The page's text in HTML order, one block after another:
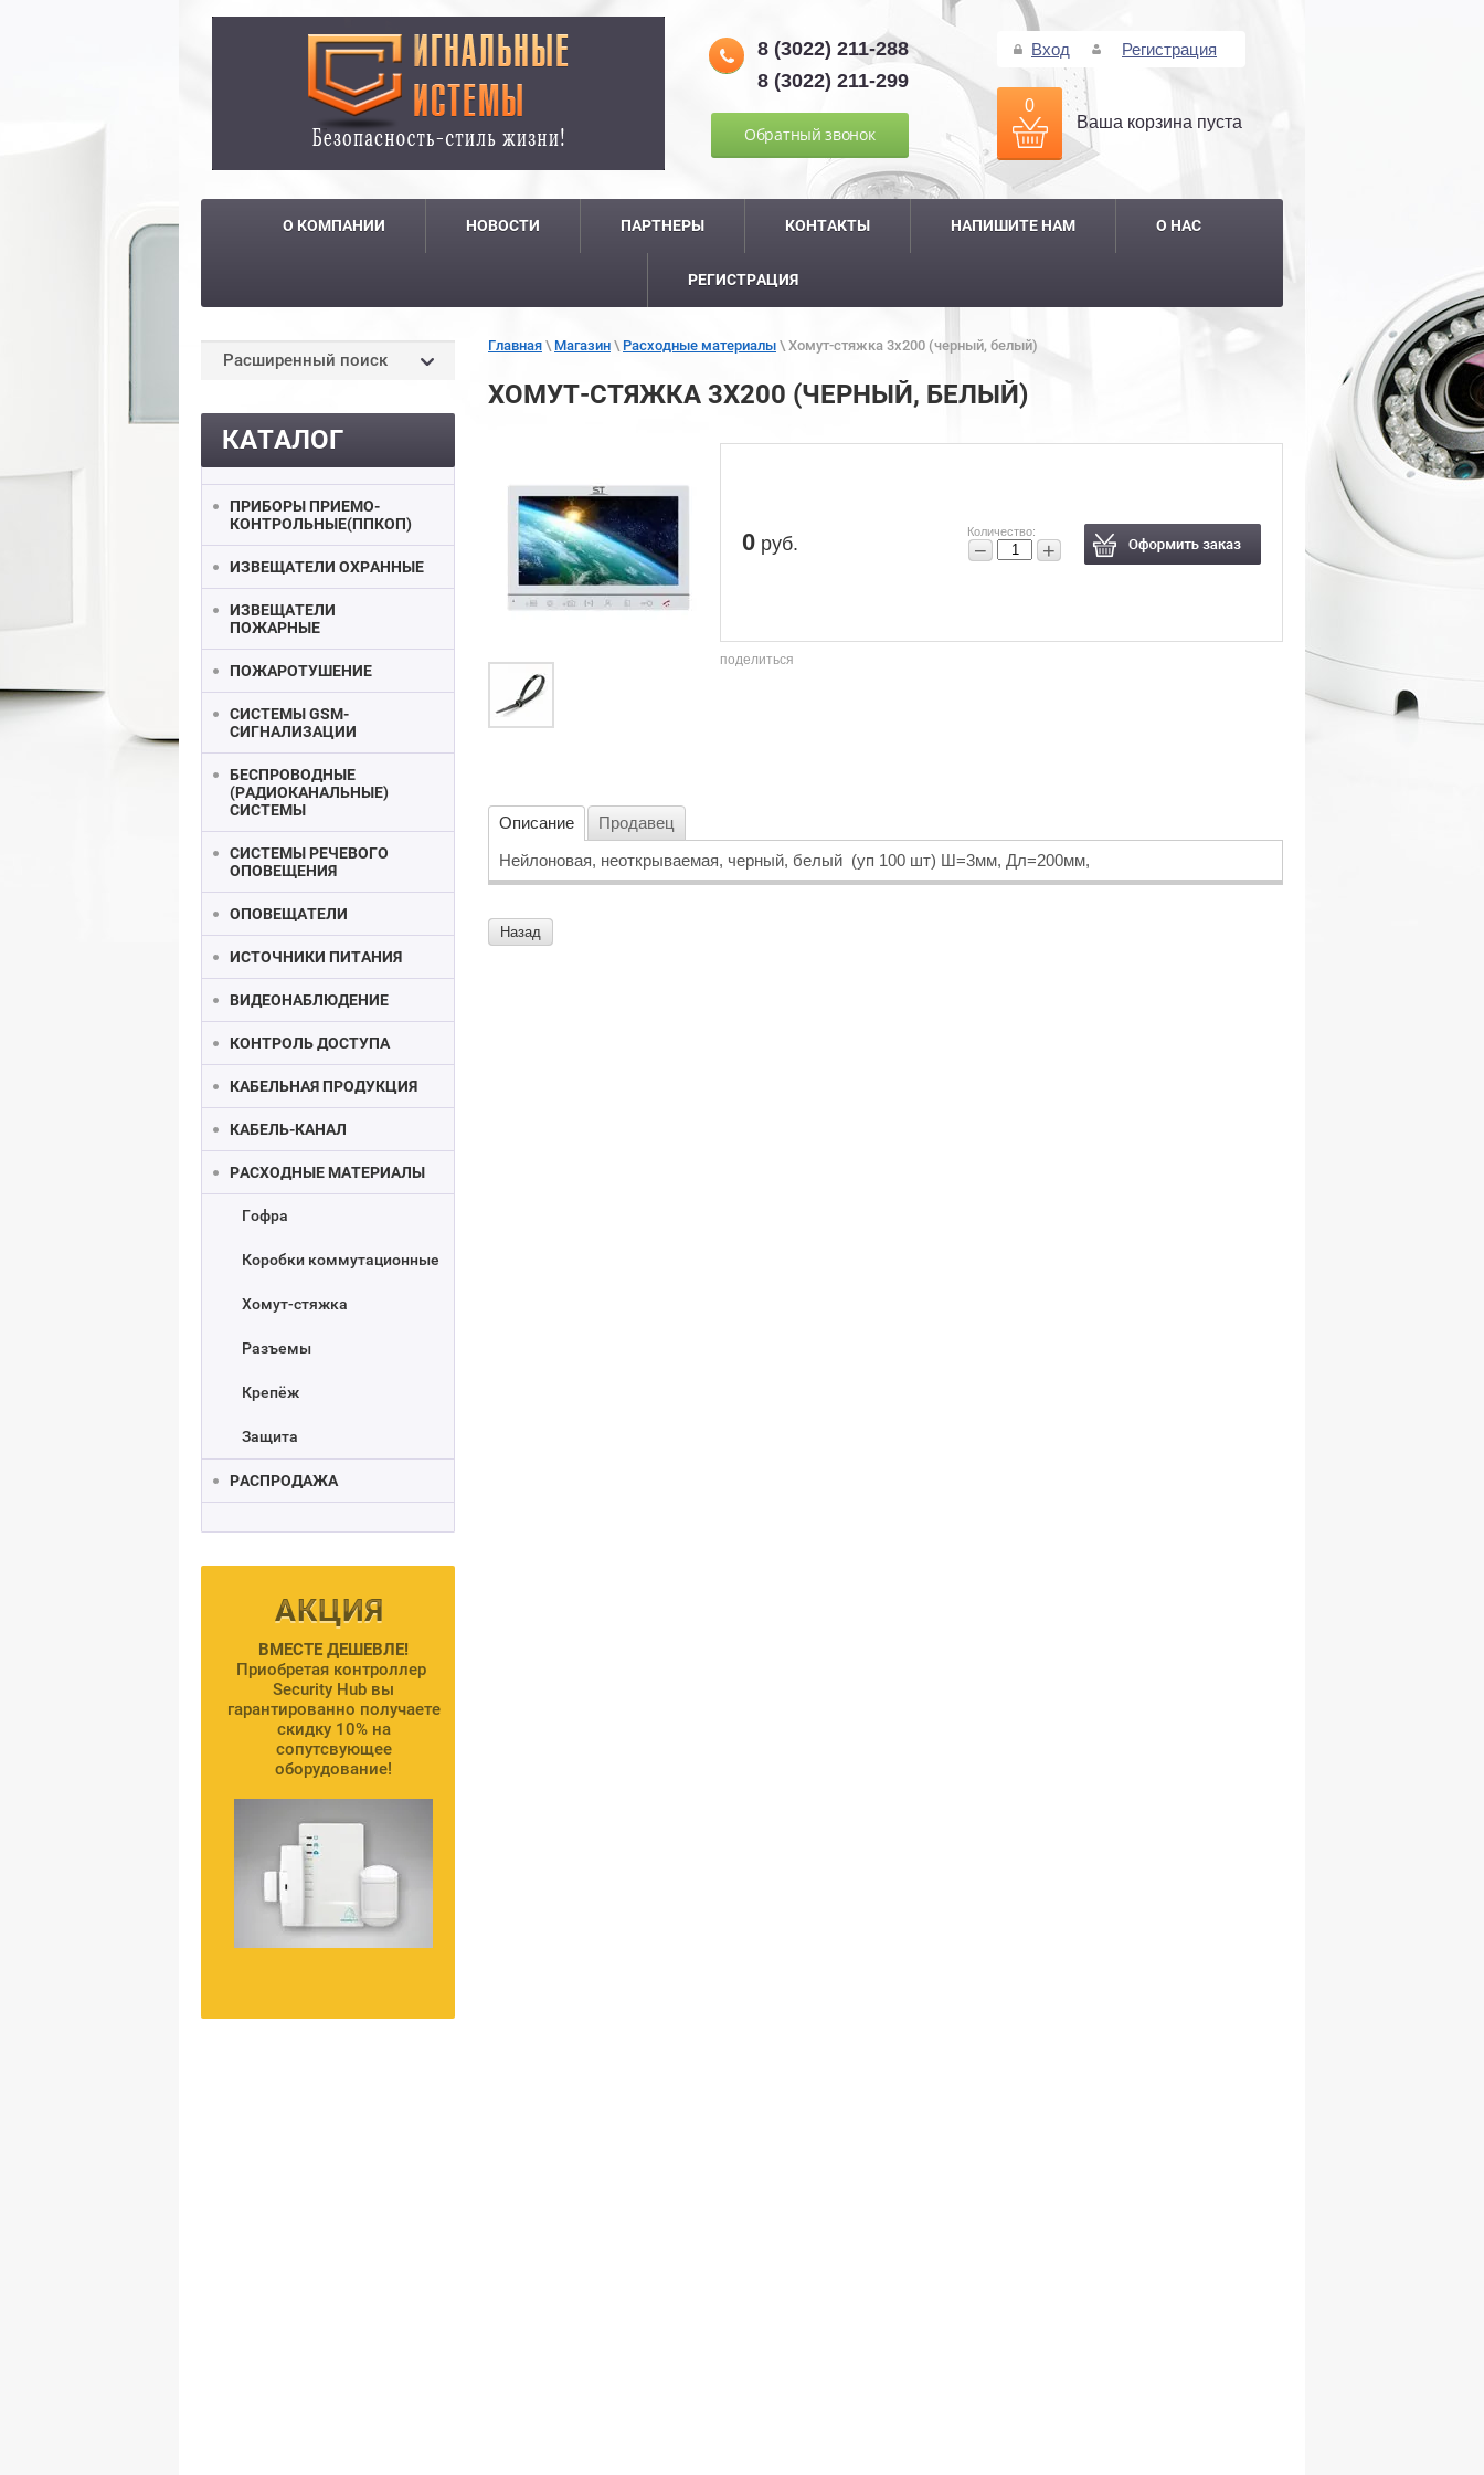
8 (3022) 211-288
8 (3022) 211-299
Обратный звонок
Вход Регистрация
Ваша корзина пуста
0
О КОМПАНИИ НОВОСТИ ПАРТНЕРЫ КОНТАКТЫ НАПИШИТЕ НАМ О НАС
РЕГИСТРАЦИЯ
Расширенный поиск
КАТАЛОГ
ПРИБОРЫ ПРИЕМО-
КОНТРОЛЬНЫЕ(ППКОП)
ИЗВЕЩАТЕЛИ ОХРАННЫЕ
ИЗВЕЩАТЕЛИ
ПОЖАРНЫЕ
ПОЖАРОТУШЕНИЕ
СИСТЕМЫ GSM-
СИГНАЛИЗАЦИИ
БЕСПРОВОДНЫЕ
(РАДИОКАНАЛЬНЫЕ)
СИСТЕМЫ
СИСТЕМЫ РЕЧЕВОГО
ОПОВЕЩЕНИЯ
ОПОВЕЩАТЕЛИ
ИСТОЧНИКИ ПИТАНИЯ
ВИДЕОНАБЛЮДЕНИЕ
КОНТРОЛЬ ДОСТУПА
КАБЕЛЬНАЯ ПРОДУКЦИЯ
КАБЕЛЬ-КАНАЛ
РАСХОДНЫЕ МАТЕРИАЛЫ
Гофра
Коробки коммутационные
Хомут-стяжка
Разъемы
Крепёж
Защита
РАСПРОДАЖА
ВМЕСТЕ ДЕШЕВЛЕ!
Приобретая контроллер
Security Hub вы
гарантированно получаете
скидку 10% на
сопутсвующее
оборудование!
Главная \ Магазин \ Расходные материалы \ Хомут-стяжка 3х200 (черный, белый)
ХОМУТ-СТЯЖКА 3Х200 (ЧЕРНЫЙ, БЕЛЫЙ)
0 руб.
Количество:
− +
поделиться
Описание
Продавец
Нейлоновая, неоткрываемая, черный, белый (уп 100 шт) Ш=3мм, Дл=200мм,
Назад